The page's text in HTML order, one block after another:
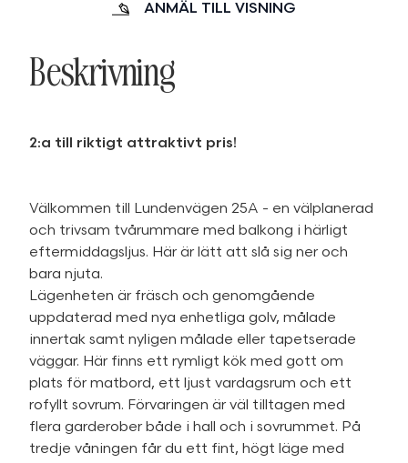
ANMÄL TILL VISNING
Beskrivning
2:a till riktigt attraktivt pris!
Välkommen till Lundenvägen 25A - en välplanerad
och trivsam tvårummare med balkong i härligt
eftermiddagsljus. Här är lätt att slå sig ner och
bara njuta.
Lägenheten är fräsch och genomgående
uppdaterad med nya enhetliga golv, målade
innertak samt nyligen målade eller tapetserade
väggar. Här finns ett rymligt kök med gott om
plats för matbord, ett ljust vardagsrum och ett
rofyllt sovrum. Förvaringen är väl tilltagen med
flera garderober både i hall och i sovrummet. På
tredje våningen får du ett fint, högt läge med